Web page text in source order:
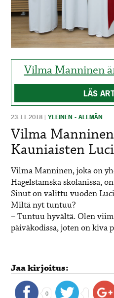
Vilma Manninen
LÄS
23.11.2018 |YLEINEN - ALLMÄN
Vilma
Kauniaisten
Vilma Manninen, joka on
Hagelstamska skolanissa,
Sinut on valittu vuoden
Miltä nyt tuntuu?
– Tuntuu hyvältä. Olen
päiväkodissa, joten on kiva
Jaa kirjoitus:
0